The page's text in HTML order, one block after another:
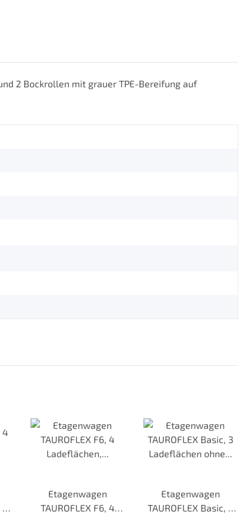
2 Bockrollen mit grauer TPE-Bereifung auf
4
Etagenwagen
TAUROFLEX F6, 4
Etagenwagen
TAUROFLEX Basic, 3